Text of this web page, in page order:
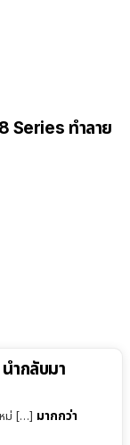
Series ทำลาย
ำกลับมา
หม่ […] มากกว่า